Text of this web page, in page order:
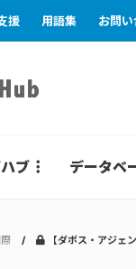
援 用語集 お問
ブ データベ
【ダボス・アジェ